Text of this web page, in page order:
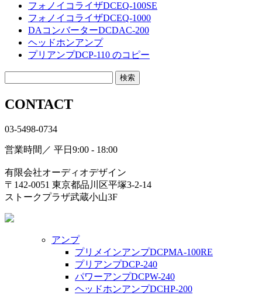
フォノイコライザDCEQ-100SE
フォノイコライザDCEQ-1000
DAコンバーターDCDAC-200
ヘッドホンアンプ
プリアンプDCP-110 のコピー
CONTACT
03-5498-0734
営業時間／ 平日9:00 - 18:00
有限会社オーディオデザイン
〒142-0051 東京都品川区平塚3-2-14
ストークプラザ武蔵小山3F
アンプ
プリメインアンプDCPMA-100RE
プリアンプDCP-240
パワーアンプDCPW-240
ヘッドホンアンプDCHP-200